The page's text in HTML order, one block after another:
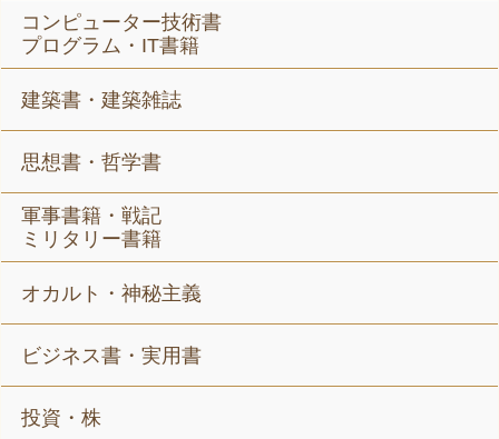
コンピューター技術書
プログラム・IT書籍
建築書・建築雑誌
思想書・哲学書
軍事書籍・戦記
ミリタリー書籍
オカルト・神秘主義
ビジネス書・実用書
投資・株